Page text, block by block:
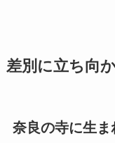
差別に立ち向
奈良の寺に生ま